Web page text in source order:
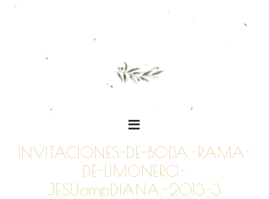
INVITACIONES-DE-BODA.-RAMA-
DE-LIMONERO.-
JESÚampDIANA.-2013-3